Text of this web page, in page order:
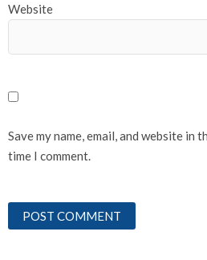
Website
Save my name, email, and website in
time I comment.